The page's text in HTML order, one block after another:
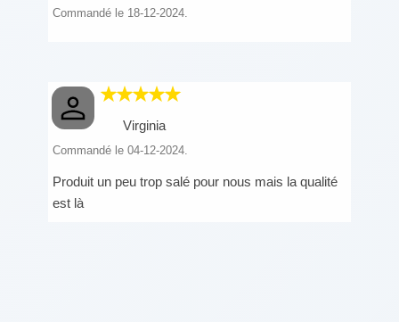
Commandé le 18-12-2024.
Virginia
Commandé le 04-12-2024.
Produit un peu trop salé pour nous mais la qualité
est là